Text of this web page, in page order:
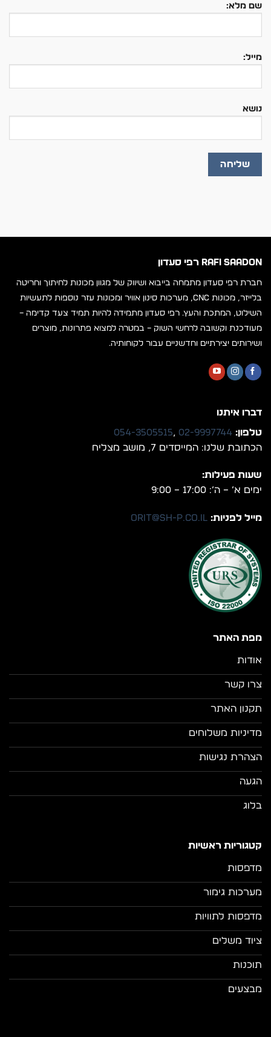
שם מלא:
מייל:
נושא
RAFI SAADON רפי סעדון
חברת רפי סעדון מתמחה בייבוא ושיווק של מגוון מכונות לחיתוך וחריטה
בלייזר, מכונות CNC, מערכות סינון אוויר ומכונות עזר נוספות לתעשיות
השילוט, המתכת והעץ. רפי סעדון מתמידה להיות תמיד צעד קדימה –
מעודכנת וקשובה לרחשי השוק – במטרה למצוא פתרונות, מוצרים
ושירותים יצירתיים וחדשניים עבור לקוחותיה.
מפת האתר
אודות
צרו קשר
תקנון האתר
מדיניות משלוחים
הצהרת נגישות
הגעה
בלוג
קטגוריות ראשיות
מדפסות
מערכות גימור
מדפסות לתוויות
ציוד משלים
תוכנות
מבצעים
דברו איתנו
טלפון: 02-9997744
,
054-3505515
הכתובת שלנו: המייסדים 7, מושב מצליח
שעות פעילות:
ימים א’ – ה’: 17:00 – 9:00
מייל לפניות: orit@sh-p.co.il